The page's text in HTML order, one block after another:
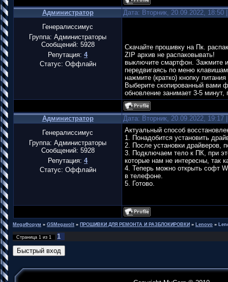
Администратор
Дата: Вторник, 20.09.2022,
Генералиссимус
Группа: Администраторы
Сообщений: 5928
Репутация: 4
Статус: Оффлайн
Скачайте прошивку на Пк.
ZIP архив не распаковывать!
выключите смартфон. Зажмите и
передвигаясь по меню
нажмите (кратко) кнопку
Выберите скопированный вами
обновление занимает 3-5 минут,
Администратор
Дата: Вторник, 20.09.2022,
Генералиссимус
Группа: Администраторы
Сообщений: 5928
Репутация: 4
Статус: Оффлайн
Актуальный способ
1. Понадобится установить
2. После установки драйверов,
3. Подключаем тело к ПК, при
которые нам не интересны, так
4. Теперь можно открыть софт
в телефоне.
5. Готово.
MegaФорум » GSMegavolt » ПРОШИВКИ ДЛЯ РЕМОНТА И РАЗБЛОКИРОВКИ » Lenovo »
Страница 1 из 1 1